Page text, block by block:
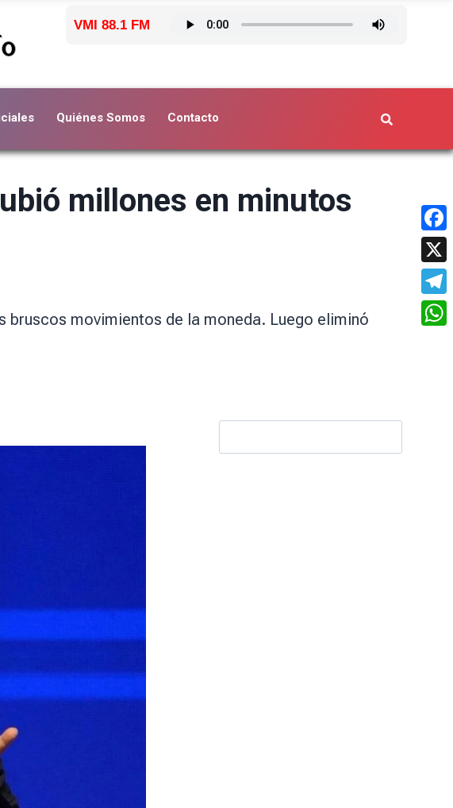
VMI 88.1 FM
Quiénes Somos Contacto
millones en minutos
movimientos de la moneda. Luego eliminó
X